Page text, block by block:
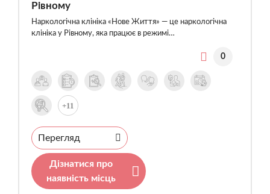
Рівному
Наркологічна клініка «Нове Життя» — це наркологічна
клініка у Рівному, яка працює в режимі…
0
+11
Перегляд
Дізнатися про
наявність місць